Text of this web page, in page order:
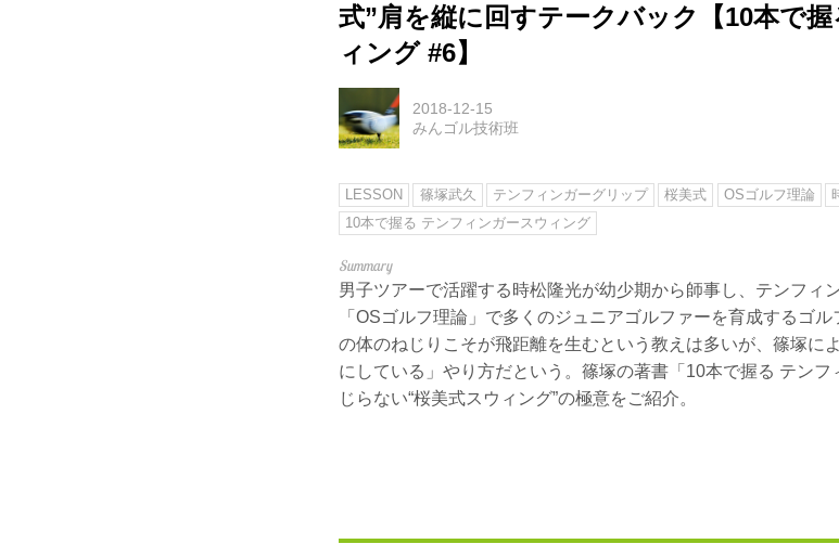
式”肩を縦に回すテークバック【10本で
ィング #6】
2018-12-15
みんゴル技術班
LESSON 篠塚武久 テンフィンガーグリップ 桜美式 OSゴルフ理論
10本で握る テンフィンガースウィング
男子ツアーで活躍する時松隆光が幼少期から師事し、テンフィ
「OSゴルフ理論」で多くのジュニアゴルファーを育成するゴ
の体のねじりこそが飛距離を生むという教えは多いが、篠塚に
にしている」やり方だという。篠塚の著書「10本で握る テン
じらない“桜美式スウィング”の極意をご紹介。